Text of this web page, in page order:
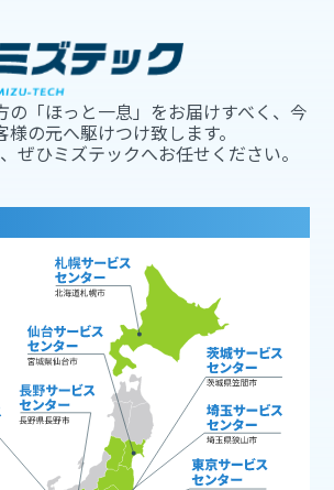
の「ほっと一息」をお届けすべく、今
様の元へ駆けつけ致します。
ぜひミズテックへお任せください。